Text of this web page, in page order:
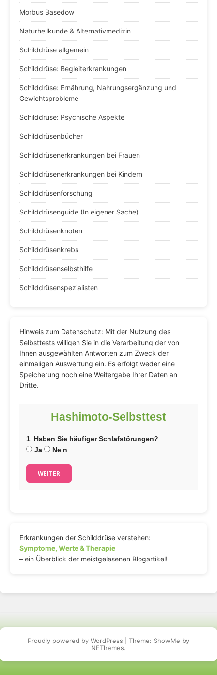
Morbus Basedow
Naturheilkunde & Alternativmedizin
Schilddrüse allgemein
Schilddrüse: Begleiterkrankungen
Schilddrüse: Ernährung, Nahrungsergänzung und
Gewichtsprobleme
Schilddrüse: Psychische Aspekte
Schilddrüsenbücher
Schilddrüsenerkrankungen bei Frauen
Schilddrüsenerkrankungen bei Kindern
Schilddrüsenforschung
Schilddrüsenguide (In eigener Sache)
Schilddrüsenknoten
Schilddrüsenkrebs
Schilddrüsenselbsthilfe
Schilddrüsenspezialisten
Hinweis zum Datenschutz: Mit der Nutzung des
Selbsttests willigen Sie in die Verarbeitung der von
Ihnen ausgewählten Antworten zum Zweck der
einmaligen Auswertung ein. Es erfolgt weder eine
Speicherung noch eine Weitergabe Ihrer Daten an
Dritte.
Hashimoto-Selbsttest
1. Haben Sie häufiger Schlafstörungen?
Ja
Nein
WEITER
Erkrankungen der Schilddrüse verstehen:
Symptome, Werte & Therapie
– ein Überblick der meistgelesenen Blogartikel!
Proudly powered by WordPress
Theme: ShowMe by
NEThemes.